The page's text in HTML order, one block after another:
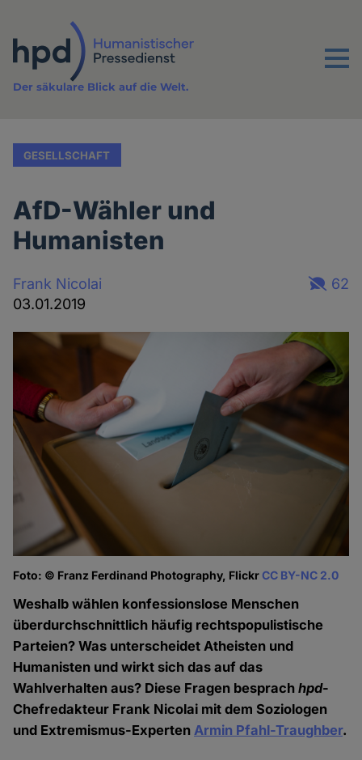
Inhalt
Menu
Der säkulare Blick auf die Welt.
GESELLSCHAFT
AfD-Wähler und
Humanisten
Frank Nicolai
03.01.2019
62
Foto: © Franz Ferdinand Photography, FlickrCC BY-NC 2.0
Weshalb wählen konfessionslose Menschen
überdurchschnittlich häufig rechtspopulistische
Parteien? Was unterscheidet Atheisten und
Humanisten und wirkt sich das auf das
Wahlverhalten aus? Diese Fragen besprachhpd-
Chefredakteur Frank Nicolai mit dem Soziologen
und Extremismus-ExpertenArmin Pfahl-Traughber.